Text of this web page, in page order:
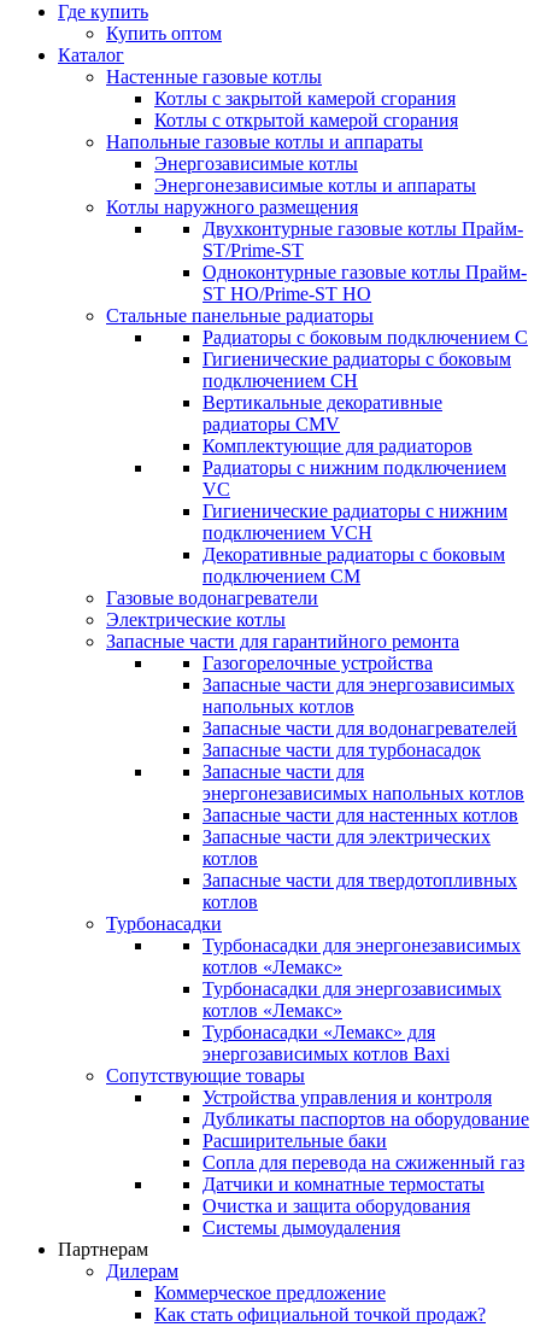
Где купить
Купить оптом
Каталог
Настенные газовые котлы
Котлы с закрытой камерой сгорания
Котлы с открытой камерой сгорания
Напольные газовые котлы и аппараты
Энергозависимые котлы
Энергонезависимые котлы и аппараты
Котлы наружного размещения
Двухконтурные газовые котлы Прайм-
ST/Prime-ST
Одноконтурные газовые котлы Прайм-
ST HO/Prime-ST HO
Стальные панельные радиаторы
Радиаторы c боковым подключением C
Гигиенические радиаторы c боковым
подключением CH
Вертикальные декоративные
радиаторы CMV
Комплектующие для радиаторов
Радиаторы c нижним подключением
VC
Гигиенические радиаторы c нижним
подключением VCH
Декоративные радиаторы с боковым
подключением CM
Газовые водонагреватели
Электрические котлы
Запасные части для гарантийного ремонта
Газогорелочные устройства
Запасные части для энергозависимых
напольных котлов
Запасные части для водонагревателей
Запасные части для турбонасадок
Запасные части для
энергонезависимых напольных котлов
Запасные части для настенных котлов
Запасные части для электрических
котлов
Запасные части для твердотопливных
котлов
Турбонасадки
Турбонасадки для энергонезависимых
котлов «Лемакс»
Турбонасадки для энергозависимых
котлов «Лемакс»
Турбонасадки «Лемакс» для
энергозависимых котлов Baxi
Сопутствующие товары
Устройства управления и контроля
Дубликаты паспортов на оборудование
Расширительные баки
Сопла для перевода на сжиженный газ
Датчики и комнатные термостаты
Очистка и защита оборудования
Системы дымоудаления
Партнерам
Дилерам
Коммерческое предложение
Как стать официальной точкой продаж?